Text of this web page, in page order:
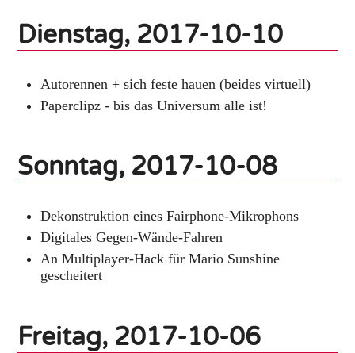
Dienstag, 2017-10-10
Autorennen + sich feste hauen (beides virtuell)
Paperclipz - bis das Universum alle ist!
Sonntag, 2017-10-08
Dekonstruktion eines Fairphone-Mikrophons
Digitales Gegen-Wände-Fahren
An Multiplayer-Hack für Mario Sunshine
gescheitert
Freitag, 2017-10-06